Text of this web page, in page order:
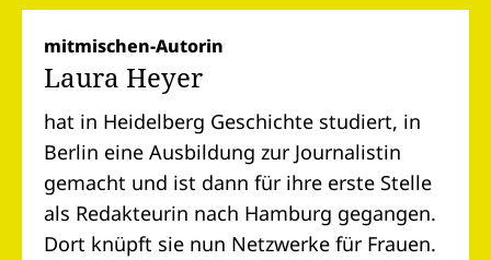
mitmischen-Autorin
Laura Heyer
hat in Heidelberg Geschichte studiert, in
Berlin eine Ausbildung zur Journalistin
gemacht und ist dann für ihre erste Stelle
als Redakteurin nach Hamburg gegangen.
Dort knüpft sie nun Netzwerke für Frauen.